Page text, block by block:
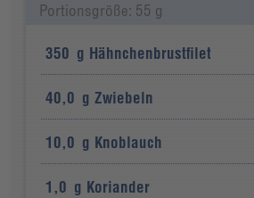
Portionsgröße: 55 g
350 g Hähnchenbrustfilet
40,0 g Zwiebeln
10,0 g Knoblauch
1,0 g Koriander